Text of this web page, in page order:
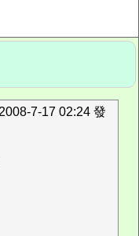
7-17 02:24 發